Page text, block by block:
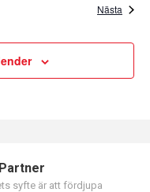
Nästa
syfte är att fördjupa